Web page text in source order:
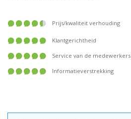
prijs/kwaliteit verhouding
klantgerichtheid
service van de medewerkers
informatieverstrekking